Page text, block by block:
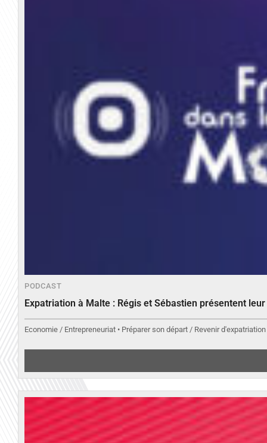
PODCAST
Expatriation à Malte : Régis et Sébastien présentent
Economie / Entrepreneuriat • Préparer son départ / Revenir d'expatriation